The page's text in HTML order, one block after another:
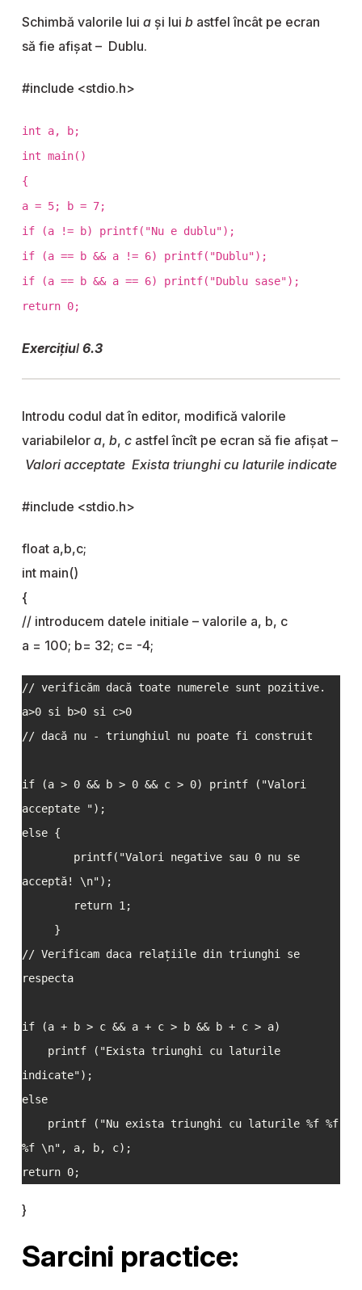
Schimbă valorile lui a și lui b astfel încât pe ecran
să fie afișat – Dublu.
#include <stdio.h>
int a, b;
int main()
{
a = 5; b = 7;
if (a != b) printf("Nu e dublu");
if (a == b && a != 6) printf("Dublu");
if (a == b && a == 6) printf("Dublu sase");
return 0;
Exercițiul 6.3
Introdu codul dat în editor, modifică valorile
variabilelor a, b, c astfel încît pe ecran să fie afișat –
Valori acceptate Exista triunghi cu laturile indicate
#include <stdio.h>
float a,b,c;
int main()
{
// introducem datele initiale – valorile a, b, c
a = 100; b= 32; c= -4;
// verificăm dacă toate numerele sunt pozitive.
a>0 si b>0 si c>0
// dacă nu - triunghiul nu poate fi construit
if (a > 0 && b > 0 && c > 0) printf ("Valori
acceptate ");
else {
acceptă! \n");
// Verificam daca relațiile din triunghi se
respecta
if (a + b > c && a + c > b && b + c > a)
indicate");
else
%f \n", a, b, c);
return 0;
}
Sarcini practice: